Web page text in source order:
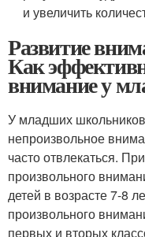
и увеличить
Развитие
Как
внимание у
У младших
непроизвольное
часто отвлекаться.
произвольного
детей в возрасте 7-8
произвольного
первых и вторых